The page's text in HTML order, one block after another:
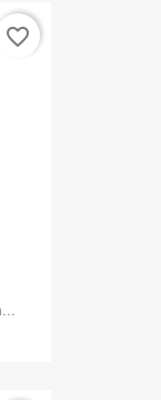
favorite_border